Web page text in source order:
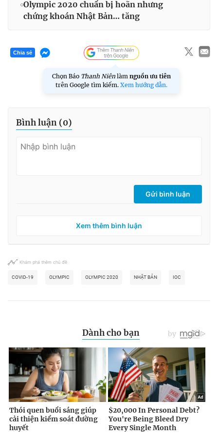
Olympic 2020 chuẩn bị hoãn nhưng
chứng khoán Nhật Bản… tăng
Chia sẻ
Chọn Báo Thanh Niên làm nguồn ưu tiên
trên Google tìm kiếm. Xem hướng dẫn.
Bình luận (0)
Gửi bình luận
Xem thêm bình luận
Khám phá thêm chủ đề
COVID-19 OLYMPIC OLYMPIC 2020 NHẬT BẢN IOC